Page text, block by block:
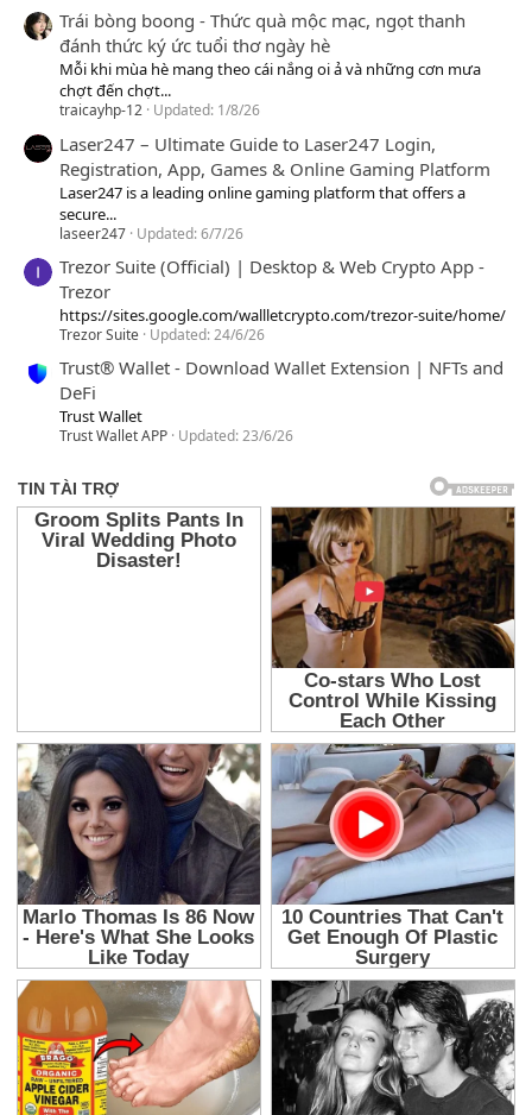
Trái bòng boong - Thức quà mộc mạc, ngọt thanh
đánh thức ký ức tuổi thơ ngày hè
Mỗi khi mùa hè mang theo cái nắng oi ả và những cơn mưa
chợt đến chợt...
traicayhp-12 Updated: 1/8/26
Laser247 – Ultimate Guide to Laser247 Login,
Registration, App, Games & Online Gaming Platform
Laser247 is a leading online gaming platform that offers a
secure...
laseer247 Updated:6/7/26
Trezor Suite (Official) | Desktop & Web Crypto App -
Trezor
https://sites.google.com/wallletcrypto.com/trezor-suite/home/
Trezor Suite Updated:24/6/26
Trust® Wallet - Download Wallet Extension | NFTs and
DeFi
Trust Wallet
Trust Wallet APP Updated:23/6/26